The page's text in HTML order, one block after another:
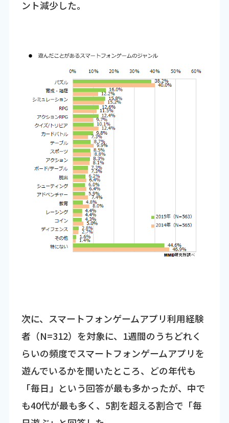
ント減少した。
次に、スマートフォンゲームアプリ利用経験
者（N=312）を対象に、1週間のうちどれく
らいの頻度でスマートフォンゲームアプリを
遊んでいるかを聞いたところ、どの年代も
「毎日」という回答が最も多かったが、中で
も40代が最も多く、5割を超える割合で「毎